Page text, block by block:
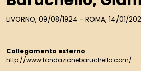
LIVORNO, 09/08/1924 - ROMA, 14/01/
Collegamento esterno
http://www.fondazionebaruchello.com/